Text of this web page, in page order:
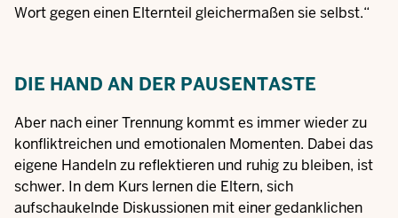
Wort gegen einen Elternteil gleichermaßen sie selbst.“
DIE HAND AN DER PAUSENTASTE
Aber nach einer Trennung kommt es immer wieder zu
konfliktreichen und emotionalen Momenten. Dabei das
eigene Handeln zu reflektieren und ruhig zu bleiben, ist
schwer. In dem Kurs lernen die Eltern, sich
aufschaukelnde Diskussionen mit einer gedanklichen